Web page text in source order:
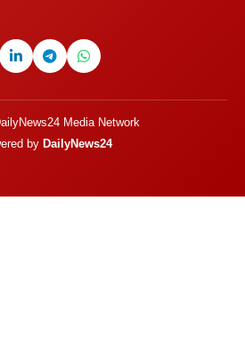
Media Network
by DailyNews24